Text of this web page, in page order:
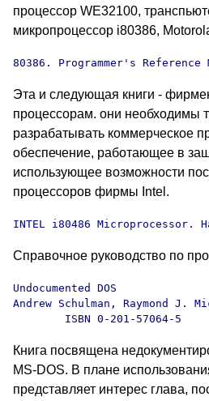
процессор WE32100,
микропроцессор i80386,
80386. Programmer's
Эта и следующая книги -
процессорам. они необходимы
разрабатывать коммерческое
обеспечение, работающее в
использующее возможности
процессоров фирмы Intel.
INTEL i80486 Microprocessor.
Справочное руководство по
Undocumented DOS
Andrew Schulman, Raymond
        ISBN 0-201-57064-5
Книга посвящена
MS-DOS. В плане
представляет интерес глава,